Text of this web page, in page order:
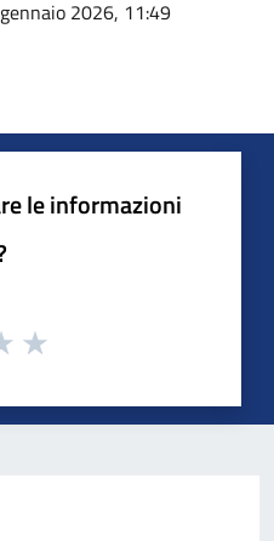
2026, 11:49
le informazioni